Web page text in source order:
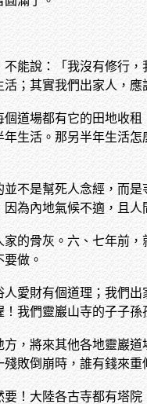
能說：「我沒有修行
；其實我們出家人，應
道場都有它的田地收
生活。那另半年生活
不是幫死人念經，而
為內地氣候不適，且人
的骨灰。六、七年前
做。
愛財有個道理；我們
我們靈巖山寺的子子孫
，將來其他各地靈巖
敗倒崩時，誰有錢來
！大陸各古寺都有塔